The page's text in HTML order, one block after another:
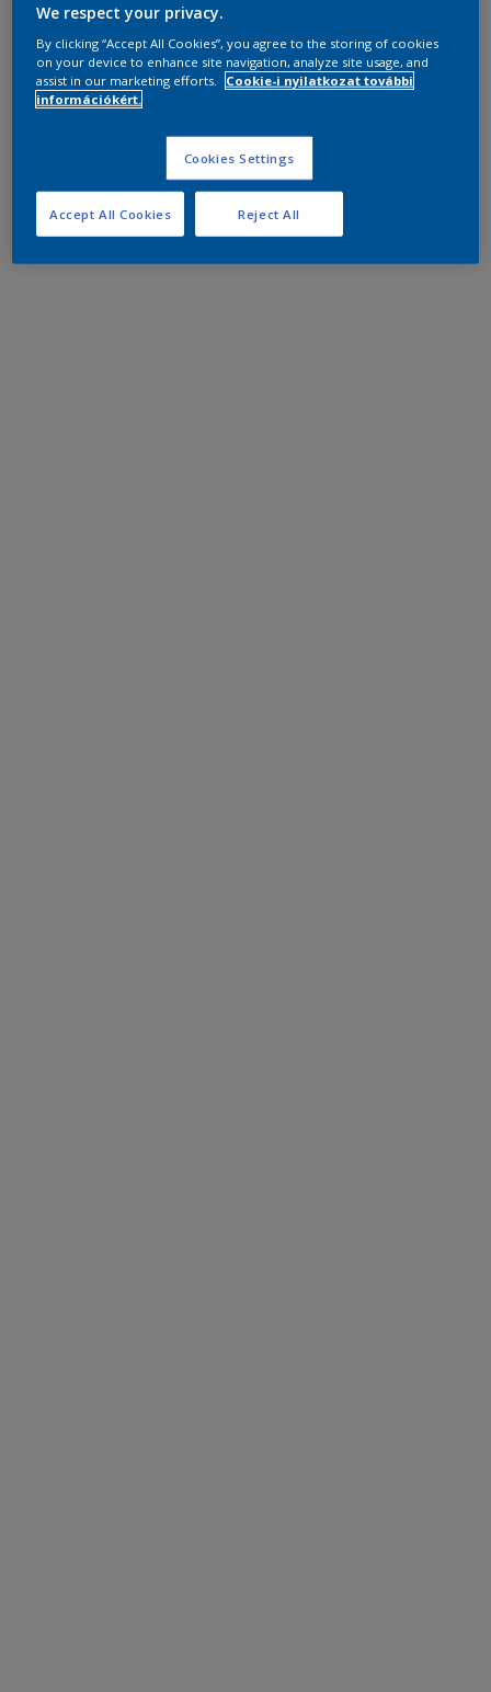
We respect your privacy.
By clicking “Accept All Cookies”, you agree to the storing of cookies
on your device to enhance site navigation, analyze site usage, and
assist in our marketing efforts.
Cookie-i nyilatkozat további
információkért.
Cookies Settings
Reject All
Accept All Cookies